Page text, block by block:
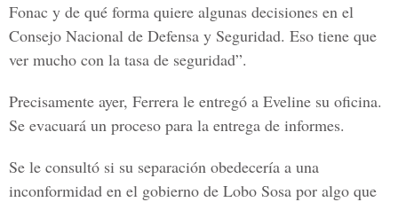
Fonac y de qué forma quiere algunas decisiones en el
Consejo Nacional de Defensa y Seguridad. Eso tiene que
ver mucho con la tasa de seguridad”.
Precisamente ayer, Ferrera le entregó a Eveline su oficina.
Se evacuará un proceso para la entrega de informes.
Se le consultó si su separación obedecería a una
inconformidad en el gobierno de Lobo Sosa por algo que